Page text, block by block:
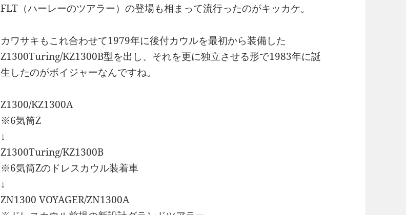
FLT（ハーレーのツアラー）の登場も相まって流行ったのがキッカケ。
カワサキもこれ合わせて1979年に後付カウルを最初から装備した
Z1300Turing/KZ1300B型を出し、それを更に独立させる形で1983年に誕
生したのがボイジャーなんですね。
Z1300/KZ1300A
※6気筒Z
↓
Z1300Turing/KZ1300B
※6気筒Zのドレスカウル装着車
↓
ZN1300 VOYAGER/ZN1300A